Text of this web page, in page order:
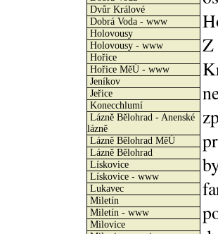
Dvůr Králové
Dobrá Voda - www
Holovousy
Holovousy - www
Hořice
Hořice MěÚ - www
Jeníkov
Jeřice
Konecchlumí
Lázně Bělohrad - Anenské
lázně
Lázně Bělohrad MěÚ
Lázně Bělohrad
Lískovice
Lískovice - www
Lukavec
Miletín
Miletín - www
Milovice
Z